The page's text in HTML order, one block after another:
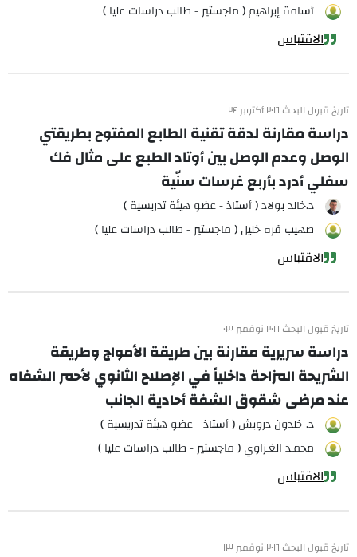
أسامة إبراهيم ( ماجستير - طالب دراسات عليا )
الاقتباس
تاريخ قبول البحث ٢٠١٦ أكتوبر ٢٤
دراسة مقارنة لدقة تقنية الطابع المفتوح بطريقتي
الوصل وعدم الوصل بين أوتاد الطبع على مثال فك
سفلي أدرد بأربع غرسات سنّية
د.خالد بولاد ( أستاذ - عضو هيئة تدريسية )
صهيب قره خليل ( ماجستير - طالب دراسات عليا )
الاقتباس
تاريخ قبول البحث ٢٠١٦ نوفمبر ٠٣
دراسة سريرية مقارنة بين طريقة الأمواج وطريقة
الشريحة المزاحة داخلياً في الإصلاح الثانوي لأحمر الشفاه
عند مرضى شقوق الشفة أحادية الجانب
د. خلدون درويش ( أستاذ - عضو هيئة تدريسية )
محمـد الغـزاوي ( ماجستير - طالب دراسات عليا )
الاقتباس
تاريخ قبول البحث ٢٠١٦ نوفمبر ١٣